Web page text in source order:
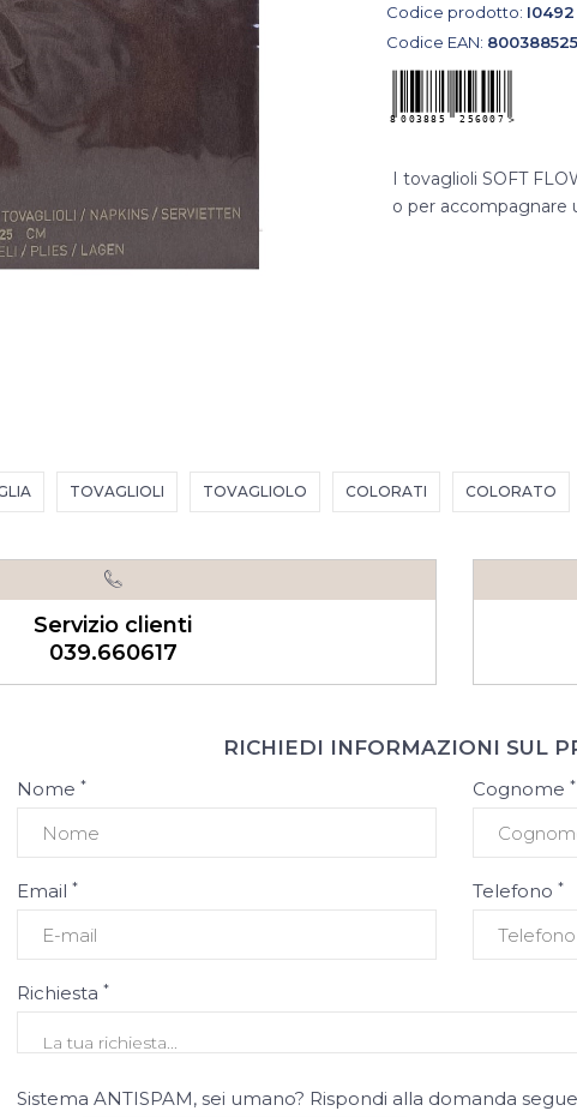
Codice prodotto: I0492
Codice EAN:
I tovaglioli SOFT
o per accompagnare
TOVAGLIOLI TOVAGLIOLO COLORATI COLORATO
Servizio clienti
039.660617
RICHIEDI INFORMAZIONI SUL
Nome * Cognome *
Email * Telefono *
Richiesta *
Sistema ANTISPAM, sei umano? Rispondi alla domanda